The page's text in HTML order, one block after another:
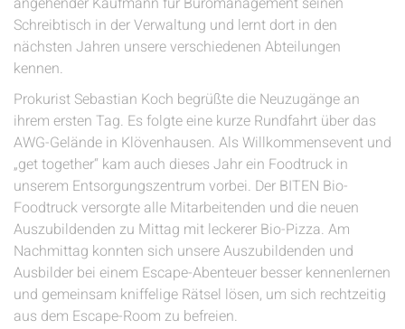
Schreibtisch in der Verwaltung und lernt dort in den
nächsten Jahren unsere verschiedenen Abteilungen
kennen.
Prokurist Sebastian Koch begrüßte die Neuzugänge an
ihrem ersten Tag. Es folgte eine kurze Rundfahrt über das
AWG-Gelände in Klövenhausen. Als Willkommensevent und
„get together“ kam auch dieses Jahr ein Foodtruck in
unserem Entsorgungszentrum vorbei. Der BITEN Bio-
Foodtruck versorgte alle Mitarbeitenden und die neuen
Auszubildenden zu Mittag mit leckerer Bio-Pizza. Am
Nachmittag konnten sich unsere Auszubildenden und
Ausbilder bei einem Escape-Abenteuer besser kennenlernen
und gemeinsam kniffelige Rätsel lösen, um sich rechtzeitig
aus dem Escape-Room zu befreien.